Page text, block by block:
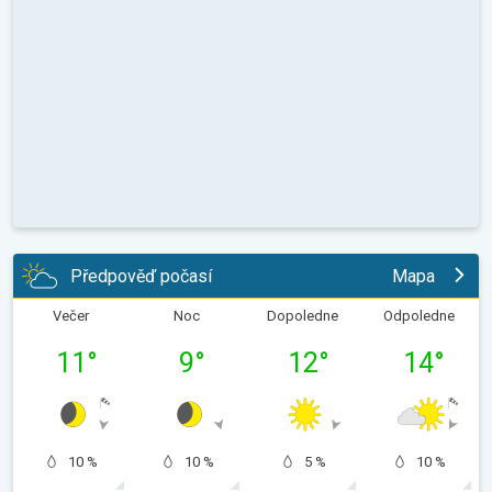
Předpověď počasí Mapa
Večer
11 °
10 %
Noc
9°
10 %
Dopoledne
12°
5 %
Odpoledne
14°
10 %